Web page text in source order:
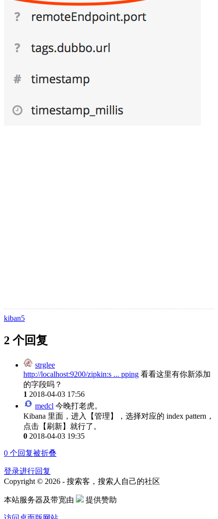
kiban5
2 个回复
strglee
http://localhost:9200/zipkin:s ... pping 看看这里有你新添加
的字段吗？
1 2018-04-03 17:56
medcl 今晚打老虎。
Kibana 里面，进入【管理】，选择对应的 index pattern，
点击【刷新】就行了。
0 2018-04-03 19:35
0 个回复被折叠
登录进行回复
Copyright © 2026 - 搜索客，搜索人自己的社区
本站服务器及带宽由 提供赞助